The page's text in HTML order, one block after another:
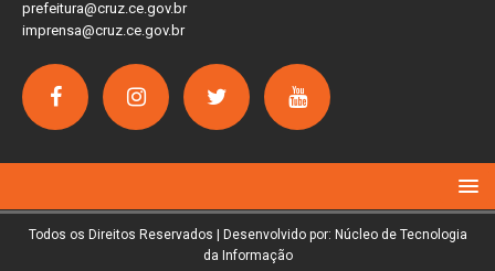
prefeitura@cruz.ce.gov.br
imprensa@cruz.ce.gov.br
Todos os Direitos Reservados | Desenvolvido por: Núcleo de Tecnologia
da Informação